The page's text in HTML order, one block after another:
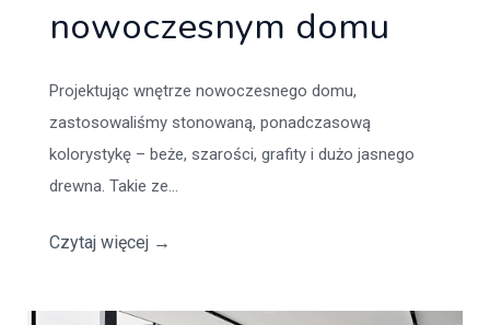
nowoczesnym domu
Projektując wnętrze nowoczesnego domu,
zastosowaliśmy stonowaną, ponadczasową
kolorystykę – beże, szarości, grafity i dużo jasnego
drewna. Takie ze...
Czytaj więcej →